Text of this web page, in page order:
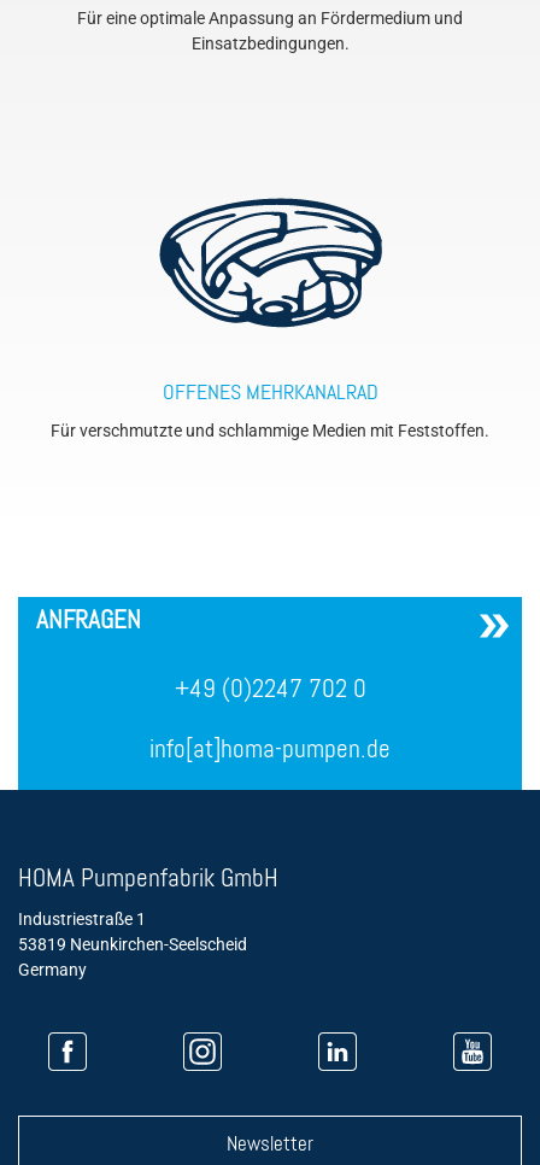
Für eine optimale Anpassung an Fördermedium und
Einsatzbedingungen.
OFFENES MEHRKANALRAD
Für verschmutzte und schlammige Medien mit Feststoffen.
ANFRAGEN
+49 (0)2247 702 0
info[at]homa-pumpen.de
HOMA Pumpenfabrik GmbH
Industriestraße 1
53819 Neunkirchen-Seelscheid
Germany
Newsletter